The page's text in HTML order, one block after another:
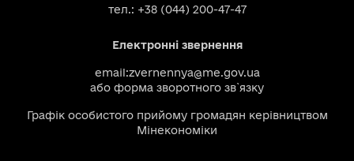
тел.: +38 (044) 200-47-47
Електронні звернення
email:zvernennya@me.gov.ua
або форма зворотного зв`язку
Графік особистого прийому громадян керівництвом
Мінекономіки